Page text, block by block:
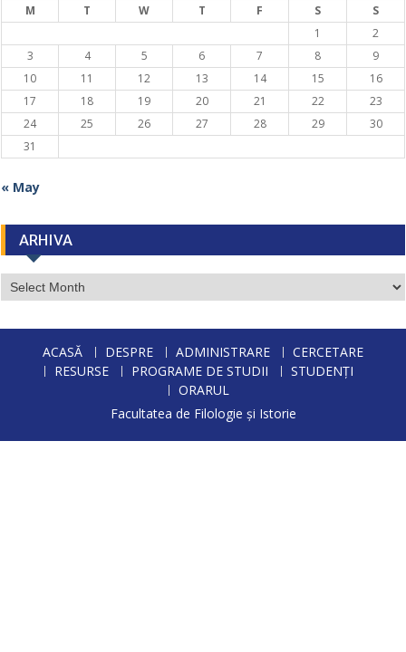
M T W T F S
S
1
2
3
4 5 6 7 8
9
10
11 12 13 14 15
16
17
18 19 20 21 22
23
24
25 26 27 28 29
30
31
« May
ARHIVA
ARHIVA
ACASĂ DESPRE ADMINISTRARE
CERCETARE
RESURSE
PROGRAME DE STUDII
STUDENȚI
ORARUL
Facultatea de Filologie și Istorie